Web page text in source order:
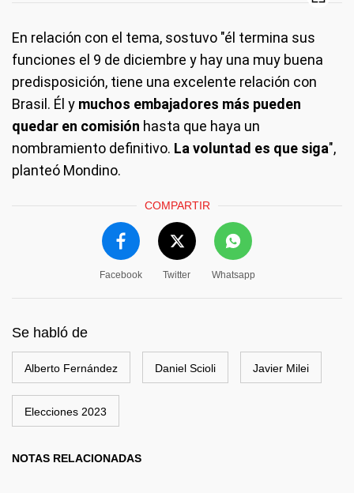
En relación con el tema, sostuvo "él termina sus
funciones el 9 de diciembre y hay una muy buena
predisposición, tiene una excelente relación con
Brasil. Él y muchos embajadores más pueden
quedar en comisión hasta que haya un
nombramiento definitivo. La voluntad es que siga",
planteó Mondino.
COMPARTIR
Facebook Twitter Whatsapp
Se habló de
Alberto Fernández Daniel Scioli Javier Milei
Elecciones 2023
NOTAS RELACIONADAS